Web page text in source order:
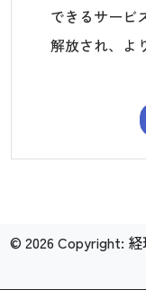
できるサービ
解放され、よ
© 2026 Copyright: